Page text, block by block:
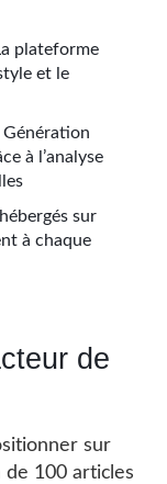
plateforme
et le
à l’analyse
sur
à chaque
de
sur
de 100 articles